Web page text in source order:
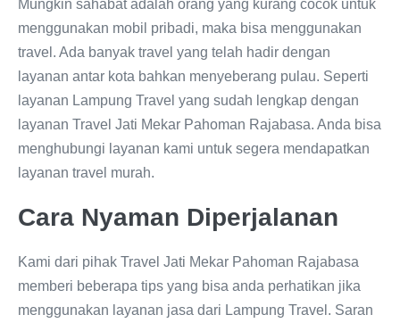
Mungkin sahabat adalah orang yang kurang cocok untuk
menggunakan mobil pribadi, maka bisa menggunakan
travel. Ada banyak travel yang telah hadir dengan
layanan antar kota bahkan menyeberang pulau. Seperti
layanan Lampung Travel yang sudah lengkap dengan
layanan Travel Jati Mekar Pahoman Rajabasa. Anda bisa
menghubungi layanan kami untuk segera mendapatkan
layanan travel murah.
Cara Nyaman Diperjalanan
Kami dari pihak Travel Jati Mekar Pahoman Rajabasa
memberi beberapa tips yang bisa anda perhatikan jika
menggunakan layanan jasa dari Lampung Travel. Saran